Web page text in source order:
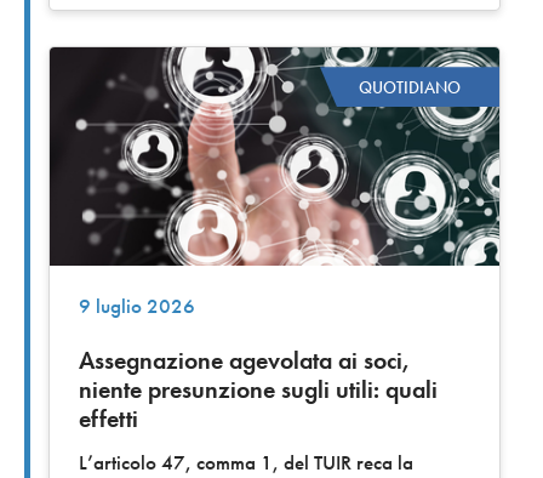
QUOTIDIANO
9 luglio 2026
Assegnazione agevolata ai soci,
niente presunzione sugli utili: quali
effetti
L’articolo 47, comma 1, del TUIR reca la